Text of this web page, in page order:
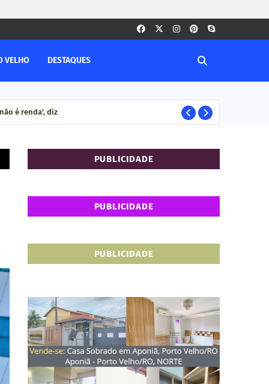
VELHO DESTAQUES
não é renda', diz
PUBLICIDADE
PUBLICIDADE
PUBLICIDADE